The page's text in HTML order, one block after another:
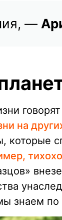
—
на
которые
знаем